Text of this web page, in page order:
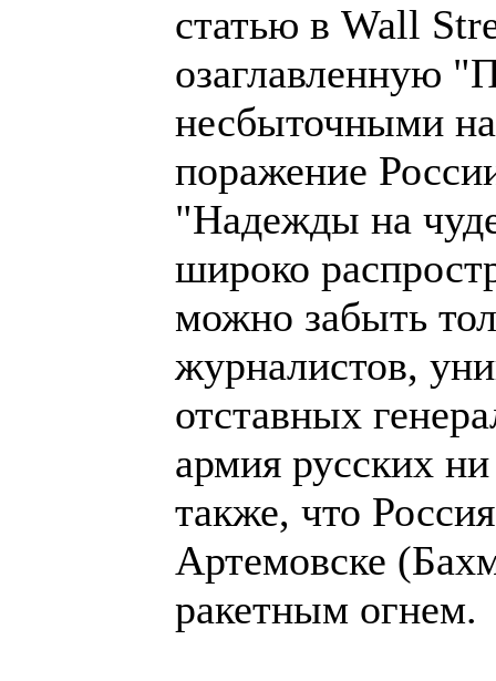
статью в Wall
озаглавленную
несбыточными
поражение
"Надежды на
широко
можно забыть
журналистов,
отставных
армия русских
также, что
Артемовске
ракетным огнем.